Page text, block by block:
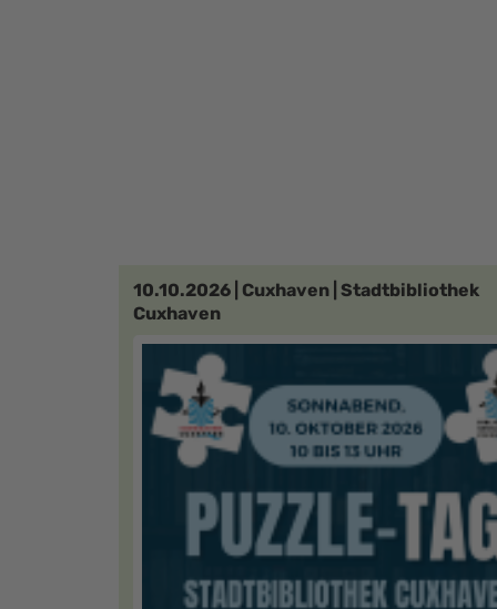
10.10.2026 | Cuxhaven | Stadtbibliothek
Cuxhaven